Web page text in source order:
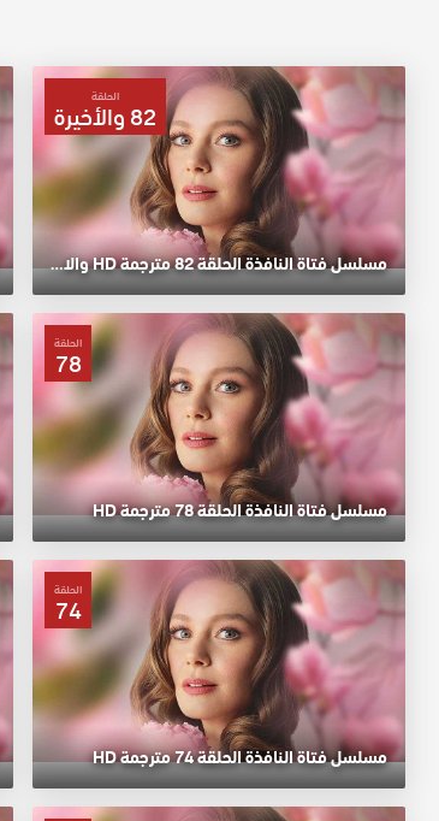
الحلقة
82 والأخيرة
مسلسل فتاة النافذة الحلقة 82 مترجمة HD والاخيرة
الحلقة
78
مسلسل فتاة النافذة الحلقة 78 مترجمة HD
الحلقة
74
مسلسل فتاة النافذة الحلقة 74 مترجمة HD